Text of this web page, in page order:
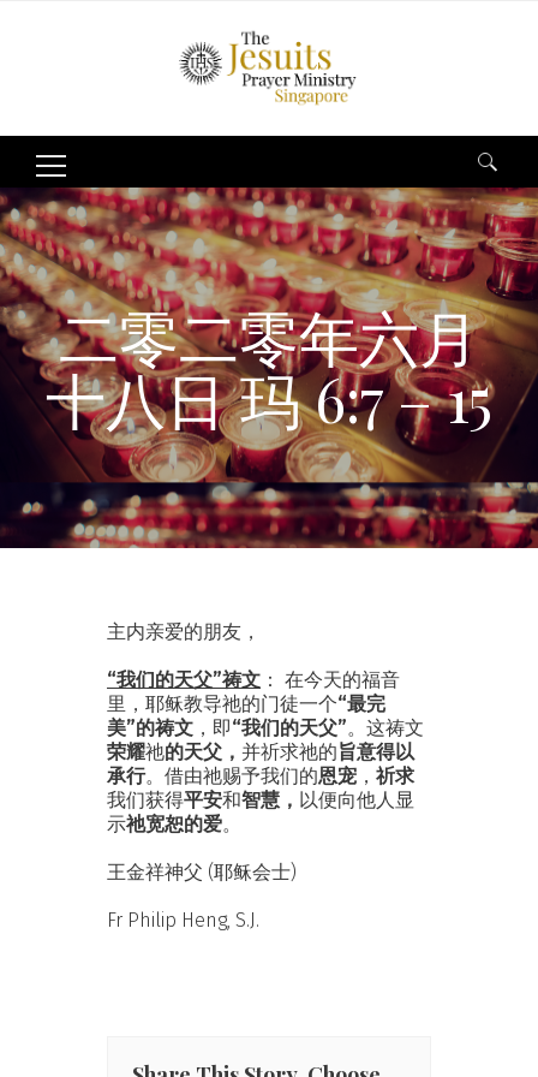
Search
for:
二零二零年六月
十八日 玛 6:7 – 15
主内亲爱的朋友，
“我们的天父”祷文 ： 在今天的福音
里，耶稣教导祂的门徒一个“最完
美”的祷文 ，即“我们的天父”。这祷文
荣耀祂的天父， 并祈求祂的旨意得以
承行。借由祂赐予我们的恩宠 ， 祈求
我们获得平安和智慧， 以便向他人显
示祂宽恕的爱。
王金祥神父 (耶稣会士)
Fr Philip Heng, S.J.